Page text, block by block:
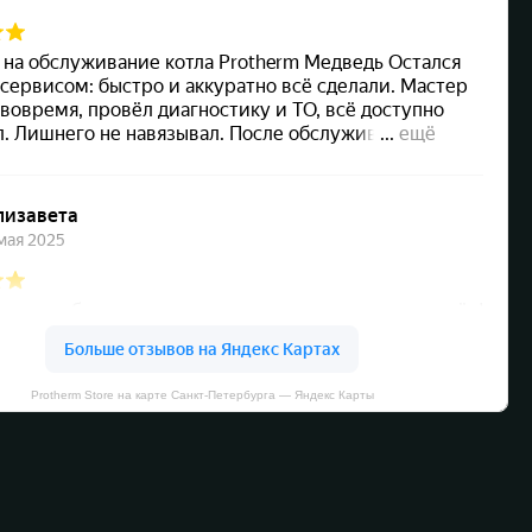
Protherm Store на карте Санкт‑Петербурга — Яндекс Карты